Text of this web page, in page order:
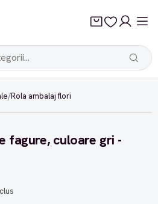
/Rola ambalaj flori
fagure, culoare gri -